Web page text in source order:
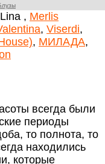
, Merlis
, Viserdi,
, МИЛАДА,
всегда были
периоды
то полнота, то
находились
которые